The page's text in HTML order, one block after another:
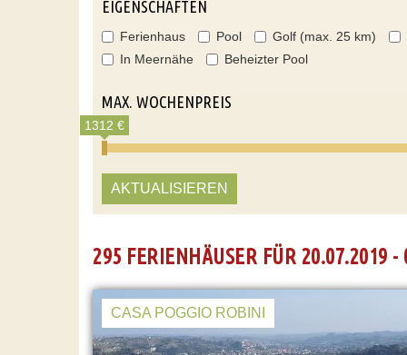
EIGENSCHAFTEN
Ferienhaus Pool
Golf (max. 25 km)
In Meernähe
Beheizter Pool
MAX. WOCHENPREIS
1312 €
AKTUALISIEREN
295 FERIENHÄUSER FÜR 20.07.2019 -
CASA POGGIO ROBINI